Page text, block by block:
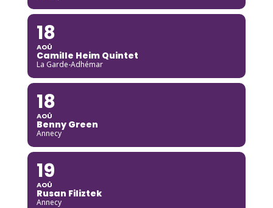
18
AOÛ
Camille Heim Quintet
La Garde-Adhémar
18
AOÛ
Benny Green
Annecy
19
AOÛ
Rusan Filiztek
Annecy